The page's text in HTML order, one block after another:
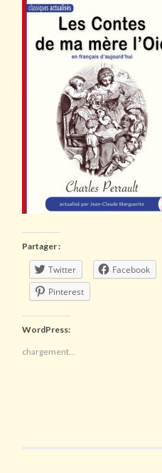
Partager :
Twitter Facebook
Pinterest
WordPress:
chargement…